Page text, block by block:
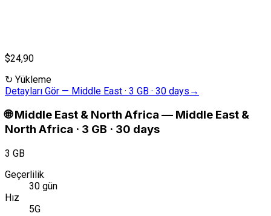
$24,90
↻ Yükleme
Detayları Gör — Middle East · 3 GB · 30 days →
🌐 Middle East & North Africa — Middle East &
North Africa · 3 GB · 30 days
3 GB
Geçerlilik
30 gün
Hız
5G